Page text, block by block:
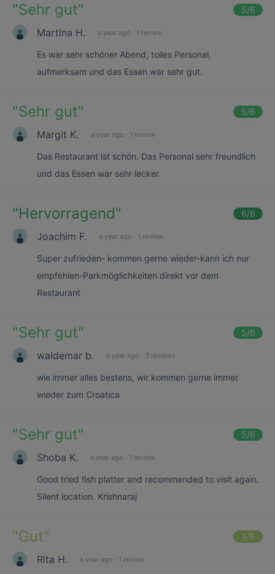
"Sehr gut" 5/6
Martina H. a year ago · 1 review
Es war sehr schöner Abend, tolles Personal,
aufmerksam und das Essen war sehr gut.
"Sehr gut" 5/6
Margit K. a year ago · 1 review
Das Restaurant ist schön. Das Personal sehr freundlich
und das Essen war sehr lecker.
"Hervorragend" 6/6
Joachim F. a year ago · 1 review
Super zufrieden- kommen gerne wieder-kann ich nur
empfehlen-Parkmöglichkeiten direkt vor dem
Restaurant
"Sehr gut" 5/6
waldemar b. a year ago · 3 reviews
wie immer alles bestens, wir kommen gerne immer
wieder zum Croatica
"Sehr gut" 5/6
Shoba K. a year ago · 1 review
Good tried fish platter and recommended to visit again.
Silent location. Krishnaraj
"Gut" 4/6
Rita H. a year ago · 1 review